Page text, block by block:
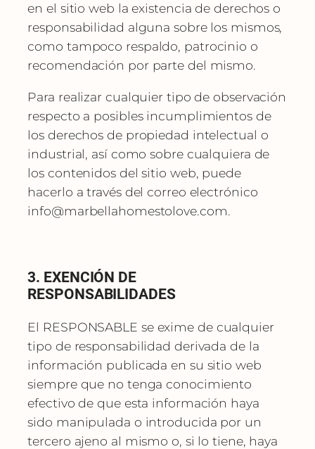
en el sitio web la existencia de derechos o
responsabilidad alguna sobre los mismos,
como tampoco respaldo, patrocinio o
recomendación por parte del mismo.
Para realizar cualquier tipo de observación
respecto a posibles incumplimientos de
los derechos de propiedad intelectual o
industrial, así como sobre cualquiera de
los contenidos del sitio web, puede
hacerlo a través del correo electrónico
info@marbellahomestolove.com.
3. EXENCIÓN DE
RESPONSABILIDADES
El RESPONSABLE se exime de cualquier
tipo de responsabilidad derivada de la
información publicada en su sitio web
siempre que no tenga conocimiento
efectivo de que esta información haya
sido manipulada o introducida por un
tercero ajeno al mismo o, si lo tiene, haya